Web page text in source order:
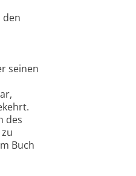
den
seinen
des
Buch